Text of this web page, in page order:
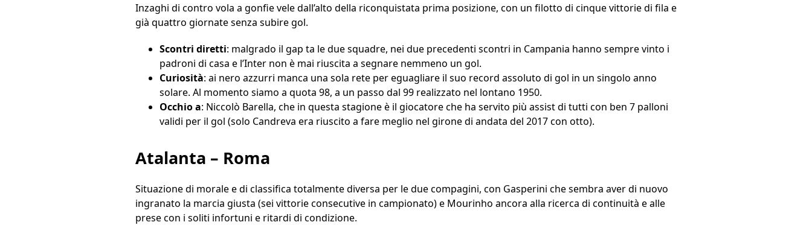
Inzaghi di contro vola a gonfie vele dall’alto della riconquistata prima posizione, con un filotto di cinque vittorie di fila e
già quattro giornate senza subire gol.
Scontri diretti: malgrado il gap ta le due squadre, nei due precedenti scontri in Campania hanno sempre vinto i
padroni di casa e l’Inter non è mai riuscita a segnare nemmeno un gol.
Curiosità: ai nero azzurri manca una sola rete per eguagliare il suo record assoluto di gol in un singolo anno
solare. Al momento siamo a quota 98, a un passo dal 99 realizzato nel lontano 1950.
Occhio a: Niccolò Barella, che in questa stagione è il giocatore che ha servito più assist di tutti con ben 7 palloni
validi per il gol (solo Candreva era riuscito a fare meglio nel girone di andata del 2017 con otto).
Atalanta – Roma
Situazione di morale e di classifica totalmente diversa per le due compagini, con Gasperini che sembra aver di nuovo
ingranato la marcia giusta (sei vittorie consecutive in campionato) e Mourinho ancora alla ricerca di continuità e alle
prese con i soliti infortuni e ritardi di condizione.